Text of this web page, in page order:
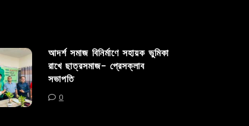
আদর্শ সমাজ বিনির্মাণে সহায়ক ভুমিকা
রাখে ছাত্রসমাজ- প্রেসক্লাব
সভাপতি
0